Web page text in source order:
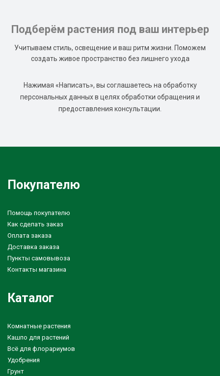
Подберём растения под ваш интерьер
Учитываем стиль, освещение и ваш ритм жизни. Поможем
создать живое пространство без лишнего ухода
Нажимая «Написать», вы соглашаетесь на обработку
персональных данных в целях обработки обращения и
предоставления консультации.
Покупателю
Помощь покупателю
Как сделать заказ
Оплата заказа
Доставка заказа
Пункты самовывоза
Контакты магазина
Каталог
Комнатные растения
Кашпо для растений
Всё для флорариумов
Удобрения
Грунт